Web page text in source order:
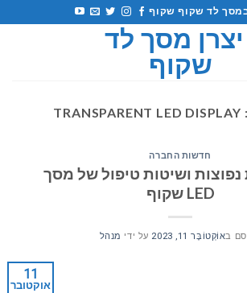
לד שקוף שקוף
TRANSPARENT LED DISPLAY
חדשות החברה
ושיטות טיפול של מסך
LED שקוף
באוֹקְטוֹבֶּר 11, 2023 על ידי מנהל
11
אוקטובר